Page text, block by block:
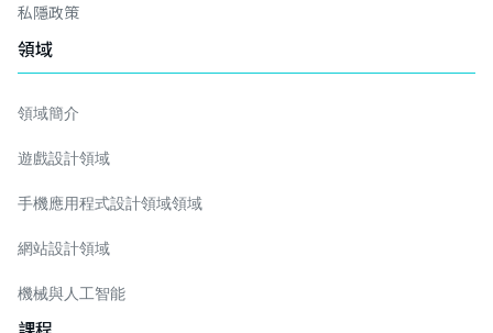
私隱政策
領域
領域簡介
遊戲設計領域
手機應用程式設計領域領域
網站設計領域
機械與人工智能